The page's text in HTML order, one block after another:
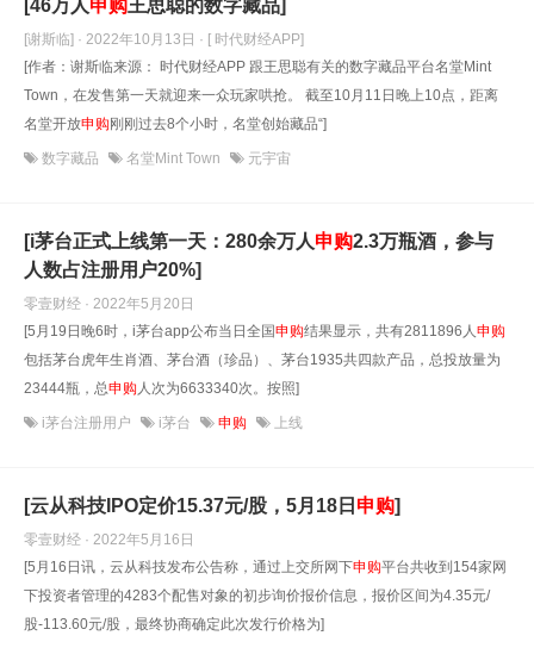
[46万人申购王思聪的数字藏品]
[谢斯临] · 2022年10月13日 · [ 时代财经APP]
[作者：谢斯临来源： 时代财经APP 跟王思聪有关的数字藏品平台名堂Mint
Town，在发售第一天就迎来一众玩家哄抢。 截至10月11日晚上10点，距离
名堂开放申购刚刚过去8个小时，名堂创始藏品“]
数字藏品 名堂Mint Town 元宇宙
[i茅台正式上线第一天：280余万人申购2.3万瓶酒，参与
人数占注册用户20%]
零壹财经 · 2022年5月20日
[5月19日晚6时，i茅台app公布当日全国申购结果显示，共有2811896人申购
包括茅台虎年生肖酒、茅台酒（珍品）、茅台1935共四款产品，总投放量为
23444瓶，总申购 人次为6633340次。按照]
i茅台注册用户 i茅台 申购 上线
[云从科技IPO定价15.37元/股，5月18日 申购]
零壹财经 · 2022年5月16日
[5月16日讯，云从科技发布公告称，通过上交所网下申购平台共收到154家网
下投资者管理的4283个配售对象的初步询价报价信息，报价区间为4.35元/
股-113.60元/股，最终协商确定此次发行价格为]